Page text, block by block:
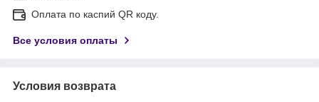
Оплата по каспий QR коду.
Все условия оплаты
Условия возврата